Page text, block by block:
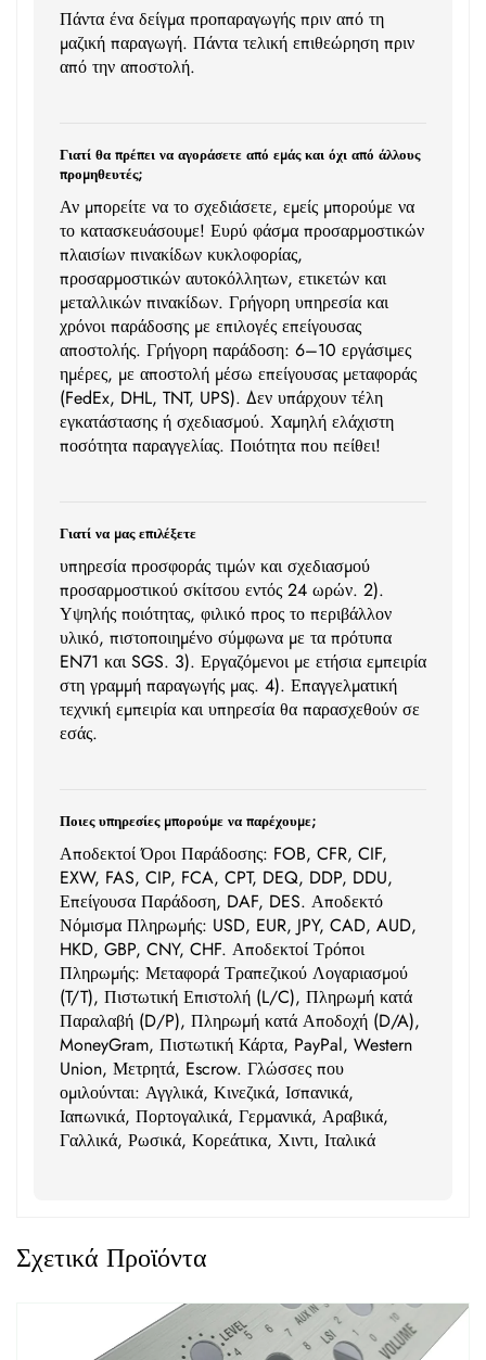
Πάντα ένα δείγμα προπαραγωγής πριν από τη
μαζική παραγωγή. Πάντα τελική επιθεώρηση πριν
από την αποστολή.
Γιατί θα πρέπει να αγοράσετε από εμάς και όχι από άλλους
προμηθευτές;
Αν μπορείτε να το σχεδιάσετε, εμείς μπορούμε να
το κατασκευάσουμε! Ευρύ φάσμα προσαρμοστικών
πλαισίων πινακίδων κυκλοφορίας,
προσαρμοστικών αυτοκόλλητων, ετικετών και
μεταλλικών πινακίδων. Γρήγορη υπηρεσία και
χρόνοι παράδοσης με επιλογές επείγουσας
αποστολής. Γρήγορη παράδοση: 6–10 εργάσιμες
ημέρες, με αποστολή μέσω επείγουσας μεταφοράς
(FedEx, DHL, TNT, UPS). Δεν υπάρχουν τέλη
εγκατάστασης ή σχεδιασμού. Χαμηλή ελάχιστη
ποσότητα παραγγελίας. Ποιότητα που πείθει!
Γιατί να μας επιλέξετε
υπηρεσία προσφοράς τιμών και σχεδιασμού
προσαρμοστικού σκίτσου εντός 24 ωρών. 2).
Υψηλής ποιότητας, φιλικό προς το περιβάλλον
υλικό, πιστοποιημένο σύμφωνα με τα πρότυπα
EN71 και SGS. 3). Εργαζόμενοι με ετήσια εμπειρία
στη γραμμή παραγωγής μας. 4). Επαγγελματική
τεχνική εμπειρία και υπηρεσία θα παρασχεθούν σε
εσάς.
Ποιες υπηρεσίες μπορούμε να παρέχουμε;
Αποδεκτοί Όροι Παράδοσης: FOB, CFR, CIF,
EXW, FAS, CIP, FCA, CPT, DEQ, DDP, DDU,
Επείγουσα Παράδοση, DAF, DES. Αποδεκτό
Νόμισμα Πληρωμής: USD, EUR, JPY, CAD, AUD,
HKD, GBP, CNY, CHF. Αποδεκτοί Τρόποι
Πληρωμής: Μεταφορά Τραπεζικού Λογαριασμού
(T/T), Πιστωτική Επιστολή (L/C), Πληρωμή κατά
Παραλαβή (D/P), Πληρωμή κατά Αποδοχή (D/A),
MoneyGram, Πιστωτική Κάρτα, PayPal, Western
Union, Μετρητά, Escrow. Γλώσσες που
ομιλούνται: Αγγλικά, Κινεζικά, Ισπανικά,
Ιαπωνικά, Πορτογαλικά, Γερμανικά, Αραβικά,
Γαλλικά, Ρωσικά, Κορεάτικα, Χιντι, Ιταλικά
Σχετικά Προϊόντα